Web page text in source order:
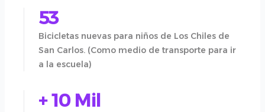
Bicicletas nuevas para niños de Los Chiles de
San Carlos. (Como medio de transporte para ir
a la escuela)
53
+ 10 Mil